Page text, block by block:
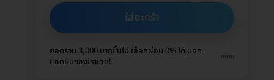
ใส่ตะกร้า
ยอดรวม 3,000 บาทขึ้นไป เลือกผ่อน 0% ได้ บอก
แอดมินของเราเลย!
ขยาย